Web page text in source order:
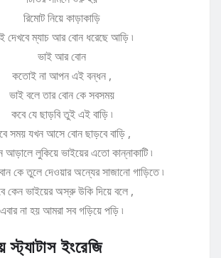
রিমোট নিয়ে কাড়াকাড়ি
দেখবে ম্যাচ আর বোন ধরেছে আড়ি ৷
ভাই আর বোন
কতোই না আপন এই বন্ধন ,
ভাই বলে তার বোন কে সবসময়
কবে যে ছাড়বি তুই এই বাড়ি ৷
সময় যখন আসে বোন ছাড়বে বাড়ি ,
আড়ালে লুকিয়ে ভাইয়ের এতো কান্নাকাটি ৷
কে তুলে দেওয়ার অন্যের সাজানো গাড়িতে ৷
কেন ভাইয়ের অস্রু উকি দিয়ে বলে ,
এবার না হয় আমরা সব গড়িয়ে পড়ি ৷
ইংরেজি